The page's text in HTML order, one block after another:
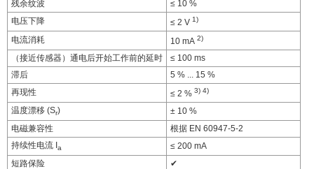
残余纹波
≤ 10 %
电压下降
≤ 2 V 1)
电流消耗 10 mA 2)
（接近传感器）通电后开始工作前的延时
≤ 100 ms
滞后
5 % ... 15 %
再现性
≤ 2 % 3) 4)
温度漂移 (Sr)
± 10 %
电磁兼容性
根据 EN 60947-5-2
持续性电流 I a
≤ 200 mA
短路保险
✔